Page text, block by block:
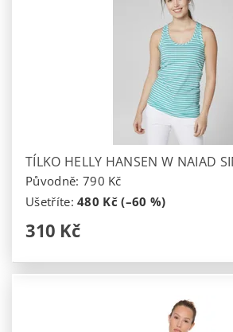
TÍLKO HELLY HANSEN W NAIAD
Původně: 790 Kč
Ušetříte:480 Kč (–60 %)
310 Kč